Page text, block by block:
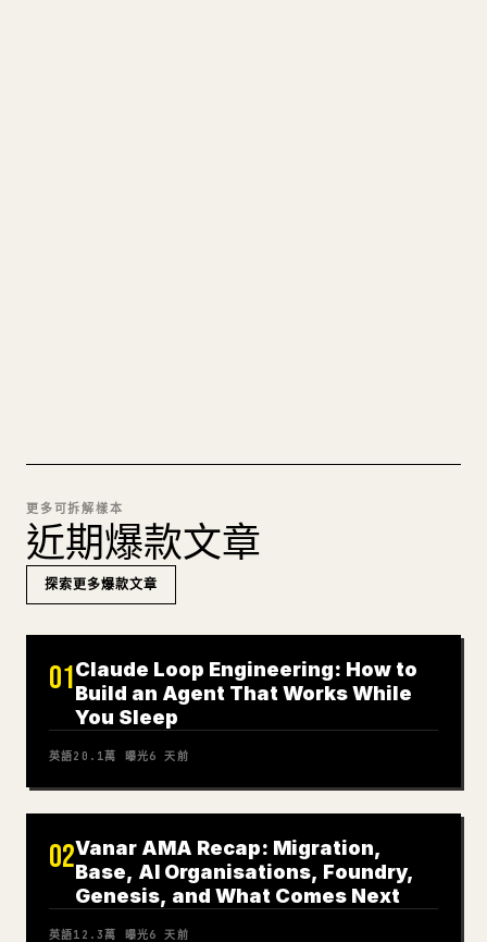
更多可拆解樣本
近期爆款文章
探索更多爆款文章
01Claude Loop Engineering: How to
Build an Agent That Works While
You Sleep
英語20.1萬 曝光6 天前
02Vanar AMA Recap: Migration,
Base, AI Organisations, Foundry,
Genesis, and What Comes Next
英語12.3萬 曝光6 天前